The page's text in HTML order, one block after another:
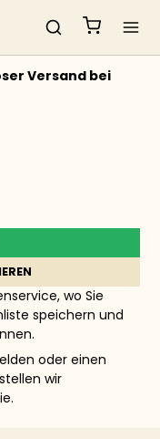
Versand bei
wo Sie
speichern und
odereinen
wir